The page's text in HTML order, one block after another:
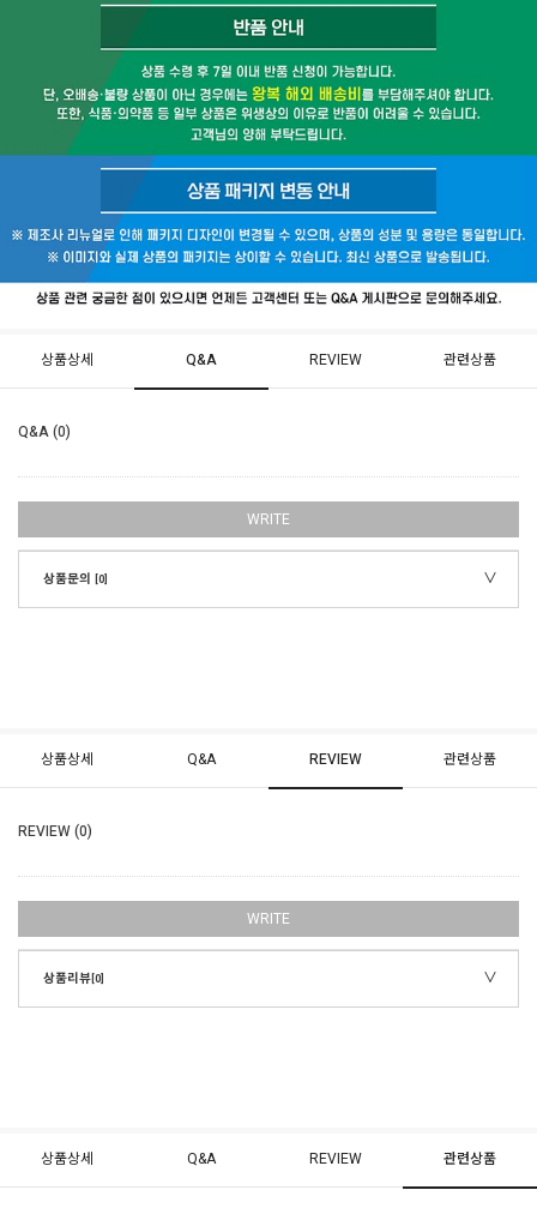
상품상세 Q&A REVIEW 관련상품
Q&A (0)
WRITE
상품문의 [0]
상품상세 Q&A REVIEW 관련상품
REVIEW (0)
WRITE
상품리뷰[0]
상품상세 Q&A REVIEW 관련상품